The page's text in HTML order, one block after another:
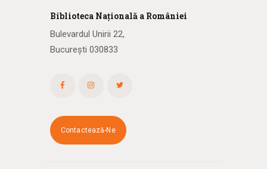
Biblioteca Națională a României
Bulevardul Unirii 22,
București 030833
Contactează-Ne